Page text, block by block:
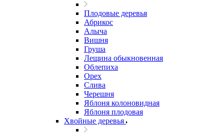
Плодовые деревья
Абрикос
Алыча
Вишня
Груша
Лещина обыкновенная
Облепиха
Орех
Слива
Черешня
Яблоня колоновидная
Яблоня плодовая
Хвойные деревья